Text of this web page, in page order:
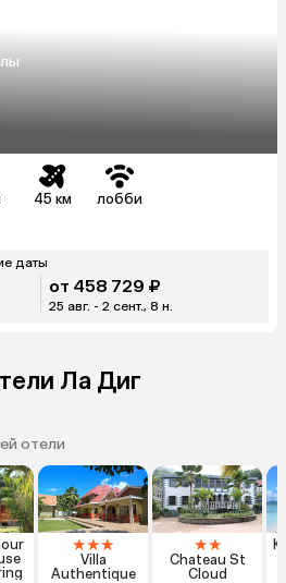
45 км лобби
даты
от 458 729 ₽
25 авг. - 2 сент., 8 н.
Ла Диг
отели
★★★
Villa
Authentique
★★
Chateau St
Cloud